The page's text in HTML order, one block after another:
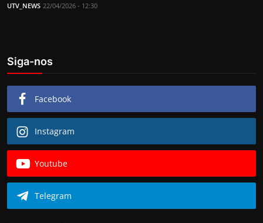
UTV_NEWS 22/04/2026 - 12:30
Siga-nos
Facebook
Instagram
Youtube
Telegram